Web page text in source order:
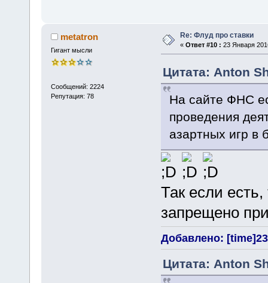
metatron
Гигант мысли
Сообщений: 2224
Репутация: 78
Re: Флуд про ставки
« Ответ #10 : 23 Января
Цитата: Anton
На сайте ФНС
проведения
азартных игр в
Так если
запрещено
Добавлено:
Цитата: Anton